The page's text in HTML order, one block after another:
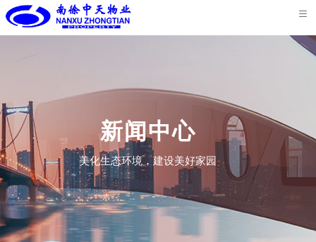
首
我
们
心
业
务
服
务
案
例
荣
誉
资
新
闻
联
新闻中心
美化生态环境，建设美好家园